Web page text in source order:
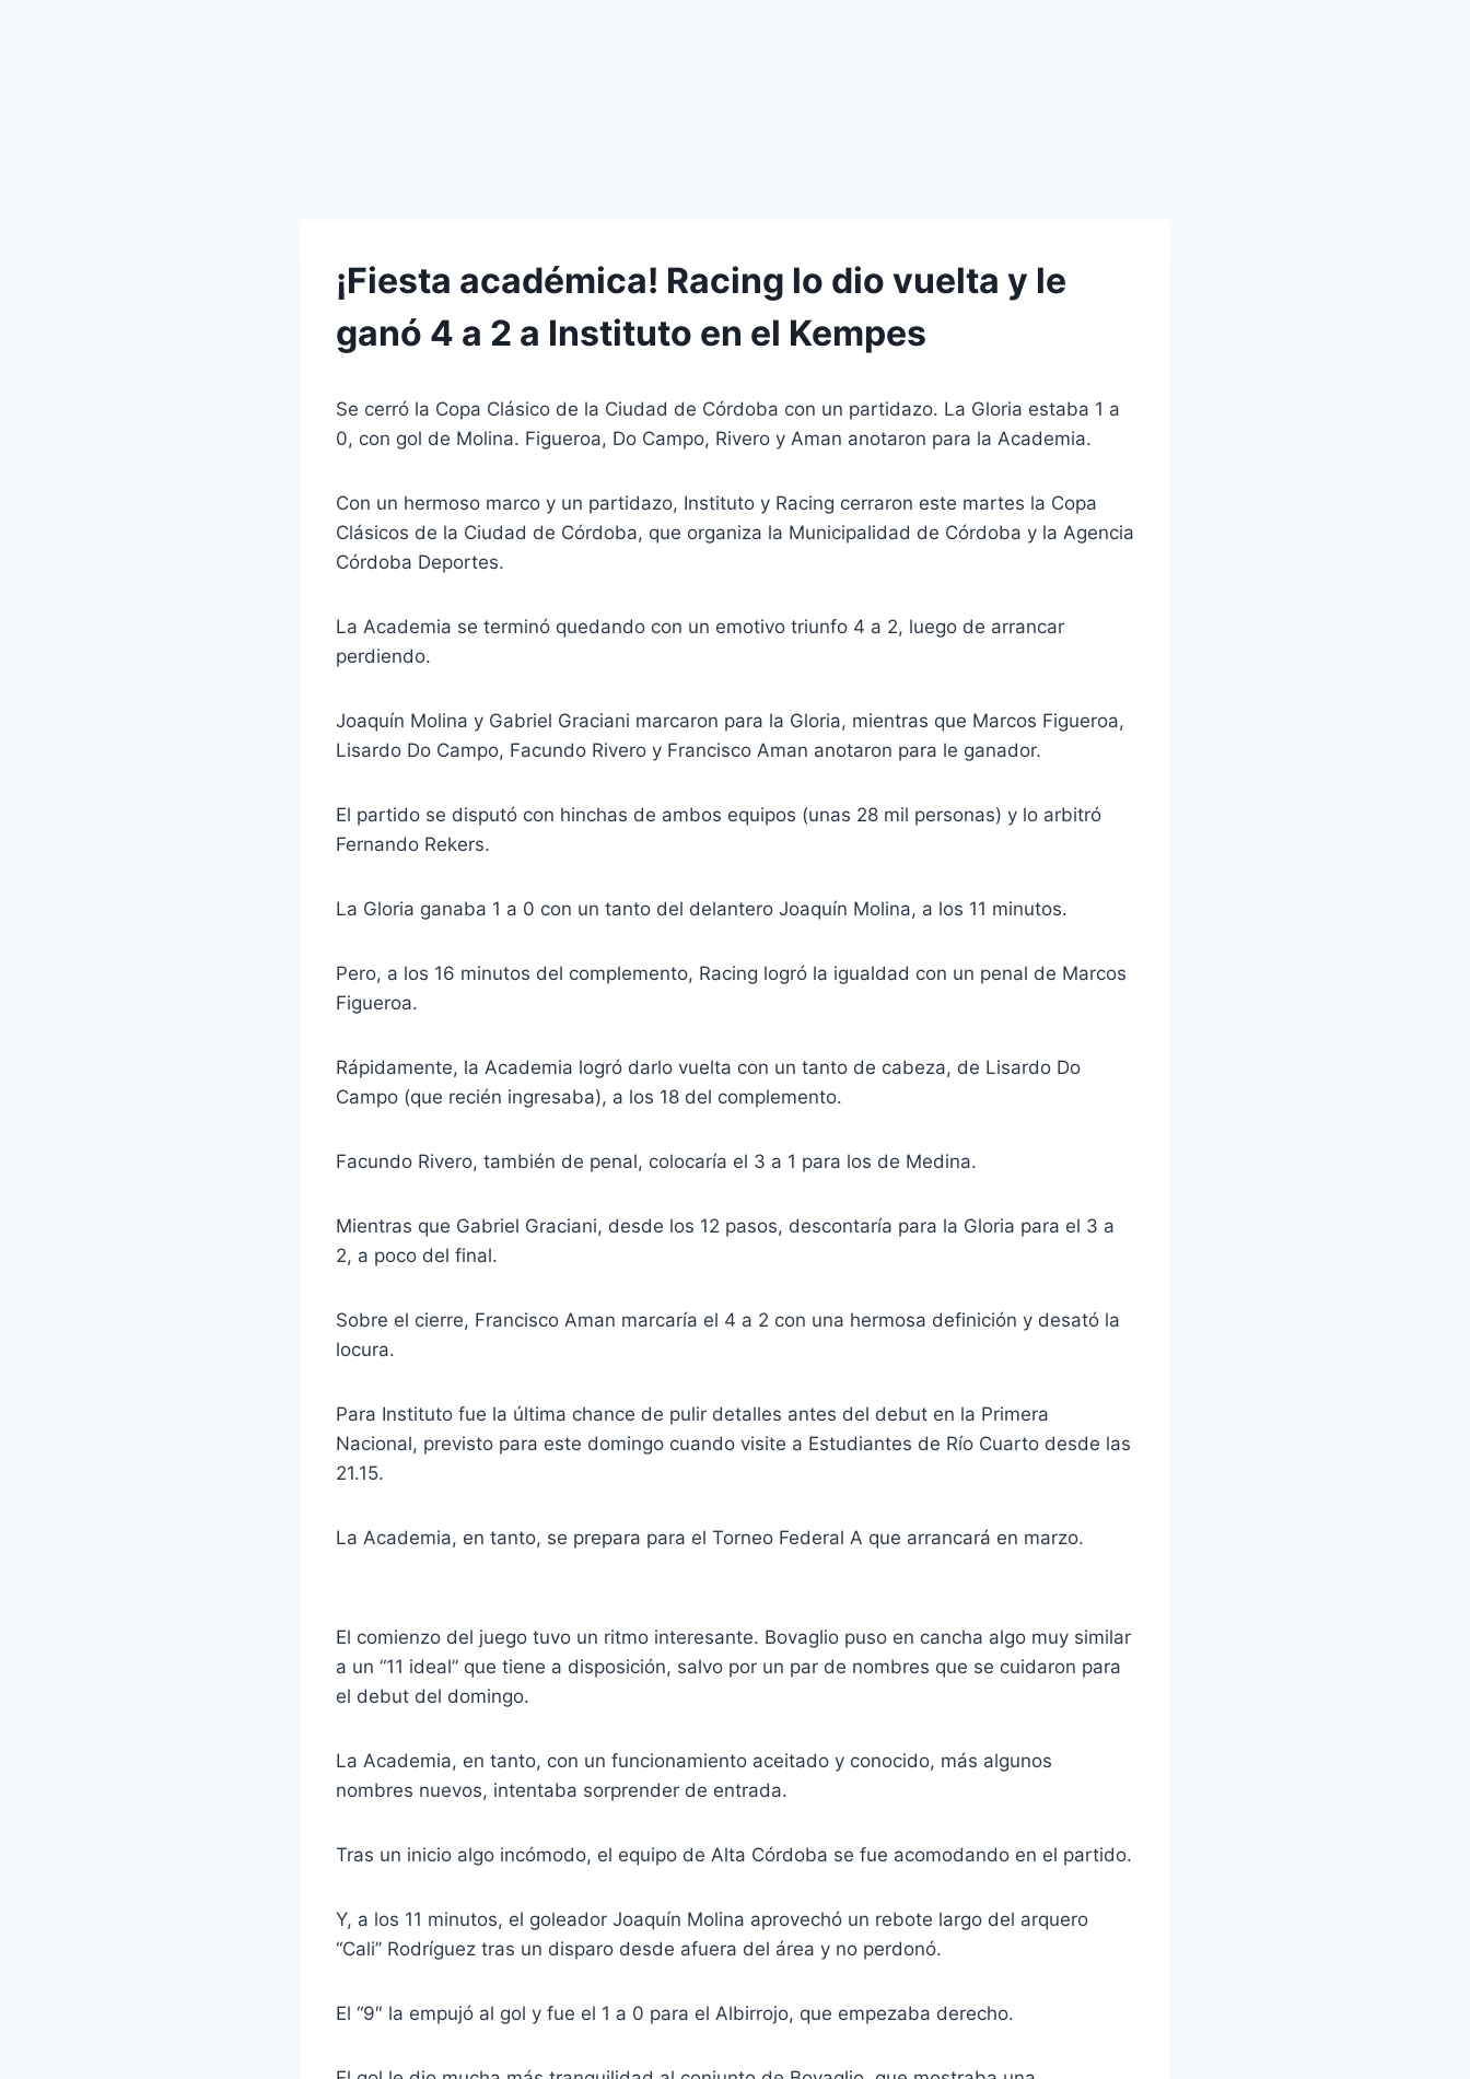
¡Fiesta académica! Racing lo dio vuelta y le
ganó 4 a 2 a Instituto en el Kempes
Se cerró la Copa Clásico de la Ciudad de Córdoba con un partidazo. La Gloria estaba 1 a
0, con gol de Molina. Figueroa, Do Campo, Rivero y Aman anotaron para la Academia.
Con un hermoso marco y un partidazo, Instituto y Racing cerraron este martes la Copa
Clásicos de la Ciudad de Córdoba, que organiza la Municipalidad de Córdoba y la Agencia
Córdoba Deportes.
La Academia se terminó quedando con un emotivo triunfo 4 a 2, luego de arrancar
perdiendo.
Joaquín Molina y Gabriel Graciani marcaron para la Gloria, mientras que Marcos Figueroa,
Lisardo Do Campo, Facundo Rivero y Francisco Aman anotaron para le ganador.
El partido se disputó con hinchas de ambos equipos (unas 28 mil personas) y lo arbitró
Fernando Rekers.
La Gloria ganaba 1 a 0 con un tanto del delantero Joaquín Molina, a los 11 minutos.
Pero, a los 16 minutos del complemento, Racing logró la igualdad con un penal de Marcos
Figueroa.
Rápidamente, la Academia logró darlo vuelta con un tanto de cabeza, de Lisardo Do
Campo (que recién ingresaba), a los 18 del complemento.
Facundo Rivero, también de penal, colocaría el 3 a 1 para los de Medina.
Mientras que Gabriel Graciani, desde los 12 pasos, descontaría para la Gloria para el 3 a
2, a poco del final.
Sobre el cierre, Francisco Aman marcaría el 4 a 2 con una hermosa definición y desató la
locura.
Para Instituto fue la última chance de pulir detalles antes del debut en la Primera
Nacional, previsto para este domingo cuando visite a Estudiantes de Río Cuarto desde las
21.15.
La Academia, en tanto, se prepara para el Torneo Federal A que arrancará en marzo.
El comienzo del juego tuvo un ritmo interesante. Bovaglio puso en cancha algo muy similar
a un “11 ideal” que tiene a disposición, salvo por un par de nombres que se cuidaron para
el debut del domingo.
La Academia, en tanto, con un funcionamiento aceitado y conocido, más algunos
nombres nuevos, intentaba sorprender de entrada.
Tras un inicio algo incómodo, el equipo de Alta Córdoba se fue acomodando en el partido.
Y, a los 11 minutos, el goleador Joaquín Molina aprovechó un rebote largo del arquero
“Cali” Rodríguez tras un disparo desde afuera del área y no perdonó.
El “9″ la empujó al gol y fue el 1 a 0 para el Albirrojo, que empezaba derecho.